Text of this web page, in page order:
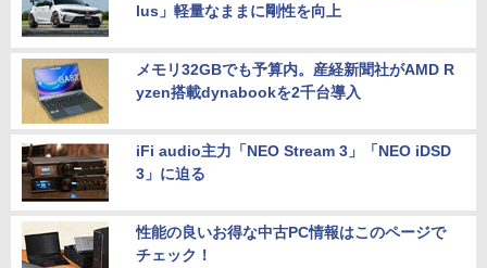
lus」軽量なままに剛性を向上
メモリ32GBでも予算内。産経新聞社がAMD R
yzen搭載dynabookを2千台導入
iFi audio主力「NEO Stream 3」「NEO iDSD
3」に迫る
性能の良いお得な中古PC情報はこのページで
チェック！